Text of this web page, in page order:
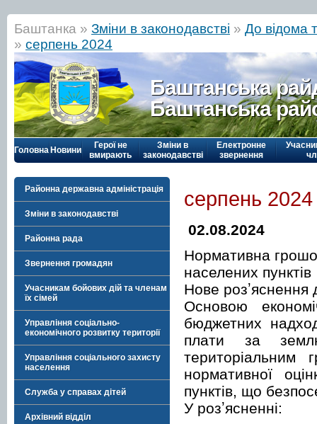
Баштанка » Зміни в законодавстві » До відома
» серпень 2024
Баштанська
Баштанська
Головна Новини
Герої не
вмирають
Зміни в
законодавстві
Електронне
звернення
Районна державна адміністрація
Зміни в законодавстві
Районна рада
Звернення громадян
Учасникам бойових дій та членам
їх сімей
Управління соціально-
економічного розвитку території
Управління соціального захисту
населення
Служба у справах дітей
Архівний відділ
серпень 2024
02.08.2024
Нормативна
населених пунктів
Нове
Основою
бюджетних
плати за
територіальним
нормативної
пунктів, що
У розʼясненні: